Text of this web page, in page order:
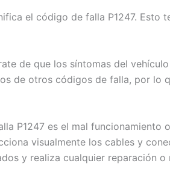
el código de falla P1247. Esto
de que los síntomas del
de otros códigos de falla, por lo
P1247 es el mal funcionamiento
visualmente los cables y
y realiza cualquier reparación o